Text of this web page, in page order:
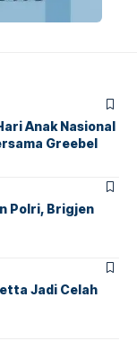
Anak Nasional
Greebel
Polri, Brigjen
Jadi Celah